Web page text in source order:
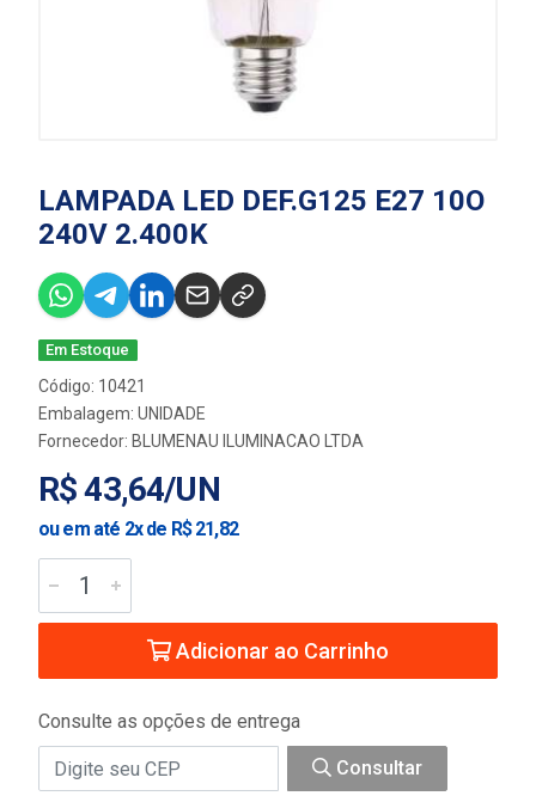
LAMPADA LED DEF.G125 E27 10O
240V 2.400K
Em Estoque
Código: 10421
Embalagem: UNIDADE
Fornecedor: BLUMENAU ILUMINACAO LTDA
R$ 43,64/UN
ou em até 2x de R$ 21,82
Adicionar ao Carrinho
Consulte as opções de entrega
Consultar